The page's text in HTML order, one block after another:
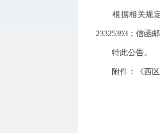
根据相关规定
23325393；信函
特此公告。
附件：《西区